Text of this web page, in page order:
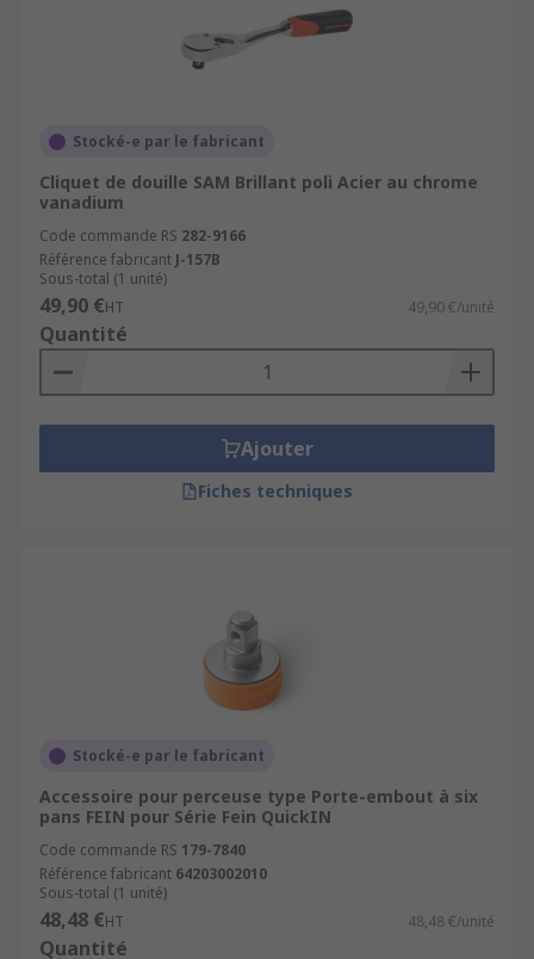
Stocké-e par le fabricant
Cliquet de douille SAM Brillant poli Acier au chrome
vanadium
Code commande RS 282-9166
Référence fabricant J-157B
Sous-total (1 unité)
49,90 €HT 49,90 €/unité
Quantité
Ajouter
Fiches techniques
Stocké-e par le fabricant
Accessoire pour perceuse type Porte-embout à six
pans FEIN pour Série Fein QuickIN
Code commande RS 179-7840
Référence fabricant 64203002010
Sous-total (1 unité)
48,48 €HT 48,48 €/unité
Quantité